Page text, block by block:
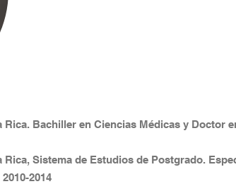
Rica. Bachiller en Ciencias Médicas y Doctor
Rica, Sistema de Estudios de Postgrado.
2014​